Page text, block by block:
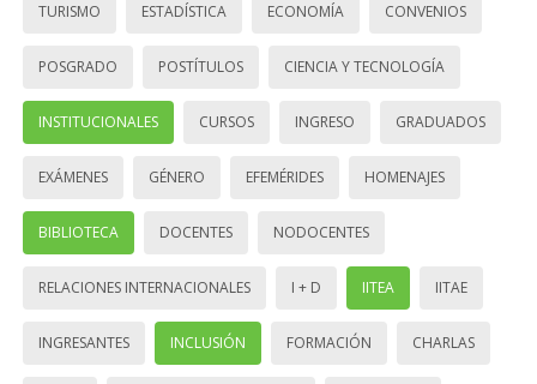
TURISMO ESTADÍSTICA ECONOMÍA CONVENIOS
POSGRADO POSTÍTULOS CIENCIA Y TECNOLOGÍA
INSTITUCIONALES CURSOS INGRESO GRADUADOS
EXÁMENES GÉNERO EFEMÉRIDES HOMENAJES
BIBLIOTECA DOCENTES NODOCENTES
RELACIONES INTERNACIONALES I + D IITEA IITAE
INGRESANTES INCLUSIÓN FORMACIÓN CHARLAS